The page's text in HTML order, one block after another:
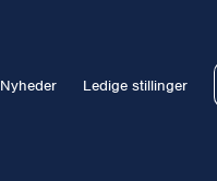
Nyheder Ledige stillinger